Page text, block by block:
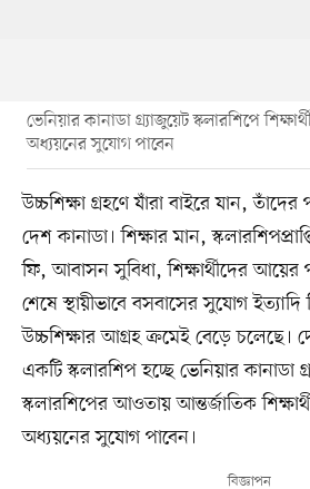
ভেনিয়ার কানাডা গ্র্যাজুয়েট স্কলারশিপে
অধ্যয়নের সুযোগ পাবেন
উচ্চশিক্ষা গ্রহণে যাঁরা বাইরে যান,
দেশ কানাডা। শিক্ষার মান,
ফি, আবাসন সুবিধা, শিক্ষার্থীদের আয়ের
শেষে স্থায়ীভাবে বসবাসের সুযোগ ইত্যাদি
উচ্চশিক্ষার আগ্রহ ক্রমেই বেড়ে চলেছে।
একটি স্কলারশিপ হচ্ছে ভেনিয়ার কানাডা
স্কলারশিপের আওতায় আন্তর্জাতিক
অধ্যয়নের সুযোগ পাবেন।